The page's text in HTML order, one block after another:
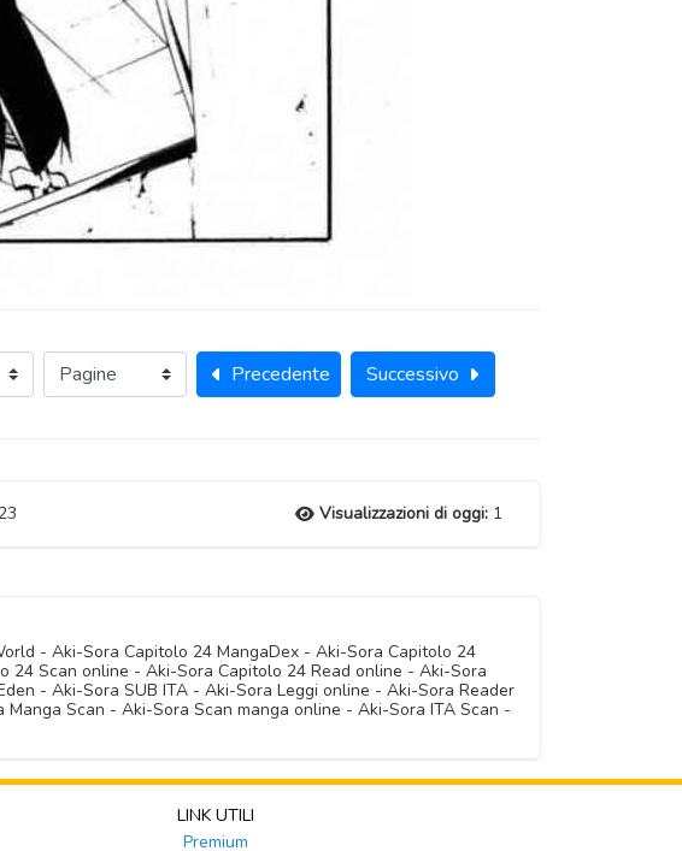
Precedente Successivo
Visualizzazioni di oggi:1
- Aki-Sora Capitolo 24 MangaDex - Aki-Sora Capitolo 24
24 Scan online - Aki-Sora Capitolo 24 Read online - Aki-Sora
- Aki-Sora SUB ITA - Aki-Sora Leggi online - Aki-Sora Reader
Scan - Aki-Sora Scan manga online - Aki-Sora ITA Scan -
LINK UTILI
Premium